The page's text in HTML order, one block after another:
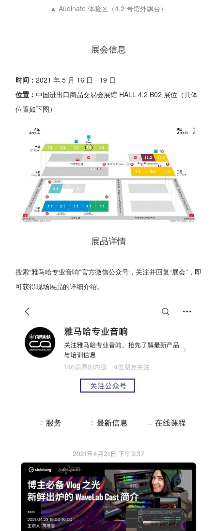
▲ Audinate 体验区（4.2 号馆外飘台）
展会信息
时间： 2021 年 5 月 16 日 - 19 日
位置： 中国进出口商品交易会展馆 HALL 4.2 B02 展位（具体
位置如下图）
展品详情
搜索“雅马哈专业音响”官方微信公众号，关注并回复“展会”，即
可获得现场展品的详细介绍。